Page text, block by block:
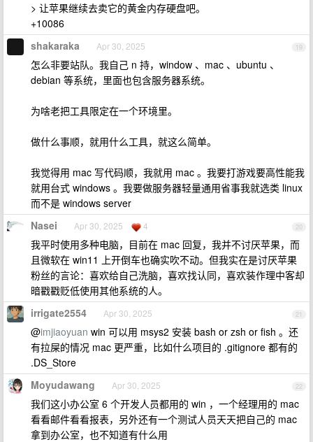
> 让苹果继续去卖它的黄金内存硬盘吧。
+10086
19
shakaraka Apr 30, 2025
怎么非要站队。我自己 n 持，window 、mac 、ubuntu 、
debian 等系统，里面也包含服务器系统。
为啥老把工具限定在一个环境里。
做什么事顺，就用什么工具，就这么简单。
我觉得用 mac 写代码顺，我就用 mac 。我要打游戏要高性能我
就用台式 windows 。我要做服务器轻量通用省事我就选类 linux
而不是 windows server
20
Nasei Apr 30, 2025 4
我平时使用多种电脑，目前在 mac 回复，我并不讨厌苹果，而
且微软在 win11 上开倒车也确实吹不动。但我实在是讨厌苹果
粉丝的言论：喜欢给自己洗脑，喜欢找认同，喜欢装作理中客却
暗戳戳贬低使用其他系统的人。
21
irrigate2554 Apr 30, 2025
@imjiaoyuan win 可以用 msys2 安装 bash or zsh or fish 。还
有拉屎的情况 mac 更严重，比如什么项目的 .gitignore 都有的
.DS_Store
22
Moyudawang Apr 30, 2025
我们这小办公室 6 个开发人员都用的 win ，一个经理用的 mac
看看邮件看看报表，另外还有一个测试人员天天把自己的 mac
拿到办公室，也不知道有什么用